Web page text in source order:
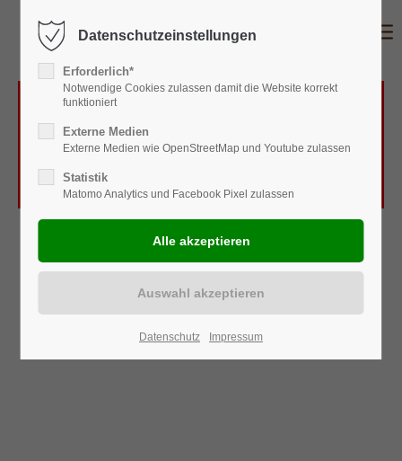
erlaubt. Bitte ändern Sie dieDatenschutz-
Datenschutzeinstellungen
Erforderlich*
Notwendige Cookies zulassen damit die Website korrekt
funktioniert
Externe Medien
Externe Medien wie OpenStreetMap und Youtube zulassen
Statistik
Matomo Analytics und Facebook Pixel zulassen
Datenschutz Impressum